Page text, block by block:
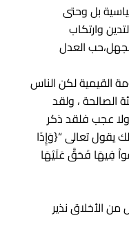
بل وحتى
وارتكاب
العدل
القيمية لكن الناس
الصالحة ، ولقد
ولا عجب فلقد ذكر
يقول تعالى “{وَإِذَا
فِيهَا فَحَقَّ عَلَيْهَا
من الأخلاق نذير